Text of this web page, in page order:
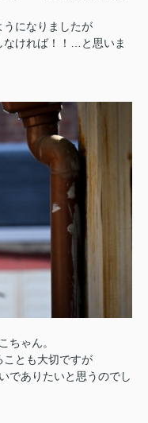
うになりましたが
なければ！！…と思いま
ちゃん。
ことも大切ですが
でありたいと思うのでし